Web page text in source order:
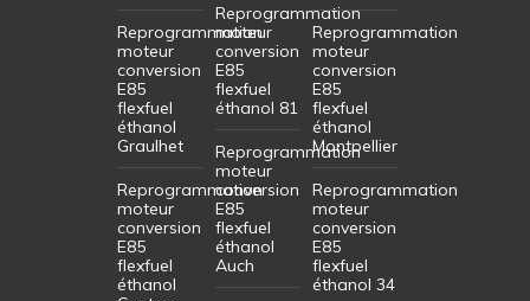
Reprogrammation
moteur
conversion
E85
flexfuel
éthanol
Graulhet
Reprogrammation
moteur
conversion
E85
flexfuel
éthanol
Reprogrammation
moteur
conversion
E85
flexfuel
éthanol 81
Reprogrammation
moteur
conversion
E85
flexfuel
éthanol
Auch
Reprogrammation
moteur
conversion
E85
flexfuel
éthanol
Montpellier
Reprogrammation
moteur
conversion
E85
flexfuel
éthanol 34